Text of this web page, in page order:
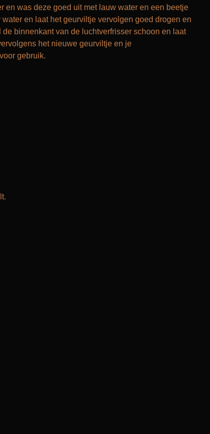
en was deze goed uit met lauw water en een beetje
en laat het geurviltje vervolgen goed drogen en
binnenkant van de luchtverfrisser schoon en laat
het nieuwe geurviltje en je
gebruik.